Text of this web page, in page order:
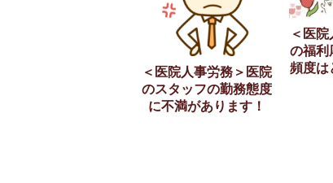
＜医院人事労務＞医院
のスタッフの勤務態度
に不満があります！
＜医
の福利
頻度は